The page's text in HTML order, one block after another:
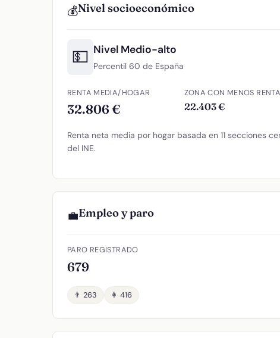
💰Nivel socioeconómico
💵 Nivel Medio-alto
Percentil 60 de España
RENTA MEDIA/HOGAR
32.806 €
ZONA CON MENOS RENTA
22.403 €
Renta neta media por hogar basada en 11 secciones
del INE.
💼Empleo y paro
PARO REGISTRADO
679
👨 263 👩 416